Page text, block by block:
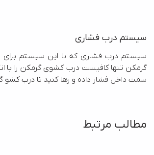
سیستم درب فشاری
سیستم درب فشاری که با این سیستم برای
گرمکن تنها کافیست درب کشوی گرمکن را با
سمت داخل فشار داده و رها کنید تا درب کشو
مطالب مرتبط